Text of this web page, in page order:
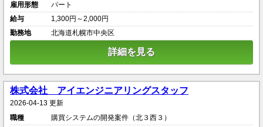
雇用形態
パート
給与
1,300円～2,000円
勤務地
北海道札幌市中央区
詳細を見る
株式会社 アイエンジニアリングスタッフ
2026-04-13 更新
職種
購買システムの開発案件（北３西３）